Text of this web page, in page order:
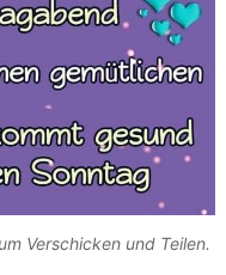
Verschicken und Teilen.